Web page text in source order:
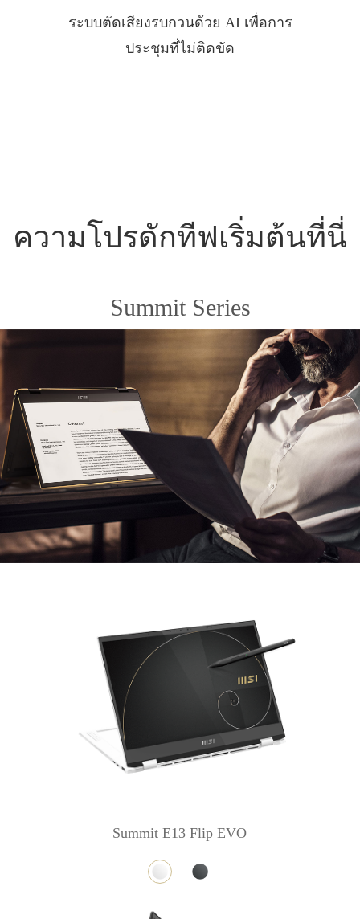
ระบบตัดเสียงรบกวนด้วย AI เพื่อการ
ประชุมที่ไม่ติดขัด
ความโปรดักทีฟเริ่มต้นที่นี่
Summit Series
Summit E13 Flip EVO